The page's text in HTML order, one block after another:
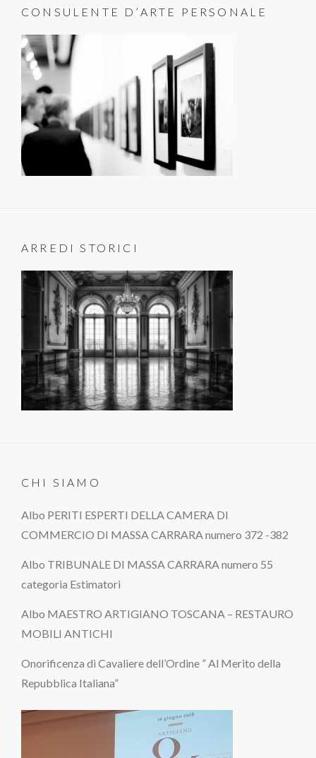
CONSULENTE D’ARTE PERSONALE
ARREDI STORICI
CHI SIAMO
Albo PERITI ESPERTI DELLA CAMERA DI
COMMERCIO DI MASSA CARRARA numero 372 -382
Albo TRIBUNALE DI MASSA CARRARA numero 55
categoria Estimatori
Albo MAESTRO ARTIGIANO TOSCANA – RESTAURO
MOBILI ANTICHI
Onorificenza di Cavaliere dell’Ordine ” Al Merito della
Repubblica Italiana”